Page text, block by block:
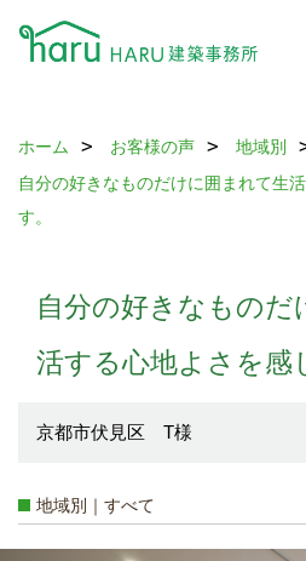
ホーム お客様の声 地域別
自分の好きなものだけに囲まれて生
す。
自分の好きなものだ
活する心地よさを感
京都市伏見区 T様
地域別｜すべて